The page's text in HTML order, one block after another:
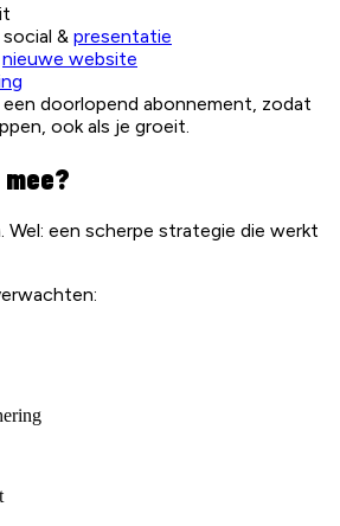
& presentatie
nieuwe website
doorlopend abonnement, zodat
ook als je groeit.
Wel: een scherpe strategie die werkt